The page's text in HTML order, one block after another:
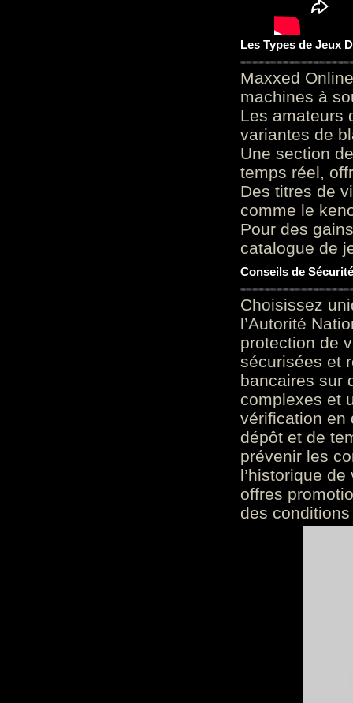
Les Types de Jeux
Maxxed
machines à
Les amateurs
variantes de
Une section
temps réel,
Des titres de
comme le
Pour des
catalogue de
Conseils de
Choisissez
l’Autorité
protection de
sécurisées et
bancaires sur
complexes et
vérification en
dépôt et de
prévenir les
l’historique
offres
des